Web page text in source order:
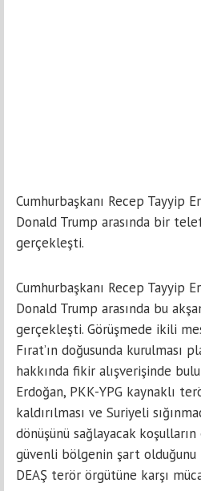
Cumhurbaşkanı Recep Tayyip
Donald Trump arasında bir
gerçekleşti.
Cumhurbaşkanı Recep Tayyip
Donald Trump arasında bu
gerçekleşti. Görüşmede ikili
Fırat’ın doğusunda kurulması
hakkında fikir alışverişinde
Erdoğan, PKK-YPG kaynaklı
kaldırılması ve Suriyeli
dönüşünü sağlayacak
güvenli bölgenin şart olduğunu
DEAŞ terör örgütüne karşı